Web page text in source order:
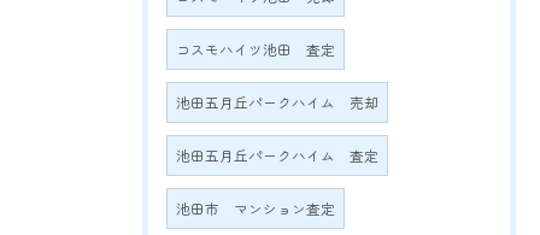
コスモハイツ池田 査定
池田五月丘パークハイム 売却
池田五月丘パークハイム 査定
池田市 マンション査定